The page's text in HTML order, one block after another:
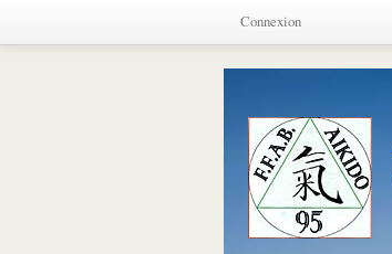
Connexion